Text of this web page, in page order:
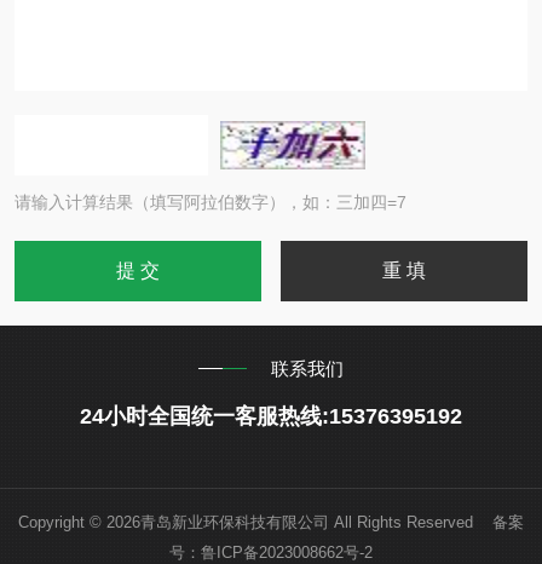
请输入计算结果（填写阿拉伯数字），如：三加四=7
联系我们
24小时全国统一客服热线:15376395192
Copyright © 2026青岛新业环保科技有限公司 All Rights Reserved 备案
号： 鲁ICP备2023008662号-2